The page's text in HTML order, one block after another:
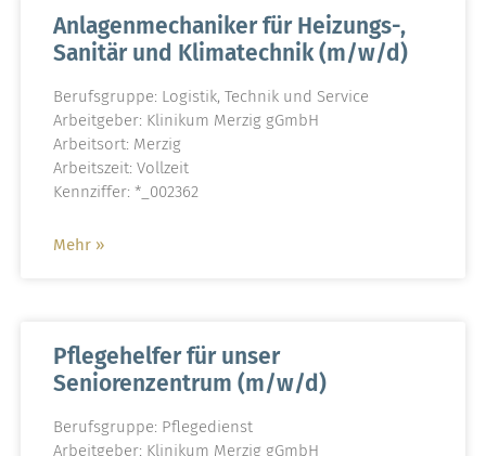
Anlagenmechaniker für Heizungs-,
Sanitär und Klimatechnik (m/w/d)
Berufsgruppe: Logistik, Technik und Service
Arbeitgeber: Klinikum Merzig gGmbH
Arbeitsort: Merzig
Arbeitszeit: Vollzeit
Kennziffer: *_002362
Mehr »
Pflegehelfer für unser
Seniorenzentrum (m/w/d)
Berufsgruppe: Pflegedienst
Arbeitgeber: Klinikum Merzig gGmbH